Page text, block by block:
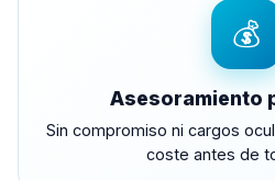
💰
Asesoramiento
Sin compromiso ni cargos
coste antes de